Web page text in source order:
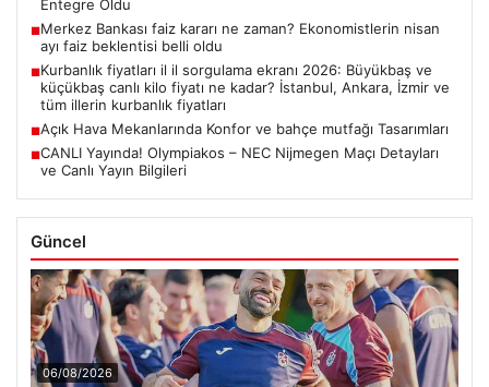
Entegre Oldu
■Merkez Bankası faiz kararı ne zaman? Ekonomistlerin nisan
ayı faiz beklentisi belli oldu
■Kurbanlık fiyatları il il sorgulama ekranı 2026: Büyükbaş ve
küçükbaş canlı kilo fiyatı ne kadar? İstanbul, Ankara, İzmir ve
tüm illerin kurbanlık fiyatları
■Açık Hava Mekanlarında Konfor ve bahçe mutfağı Tasarımları
■CANLI Yayında! Olympiakos – NEC Nijmegen Maçı Detayları
ve Canlı Yayın Bilgileri
Güncel
06/08/2026